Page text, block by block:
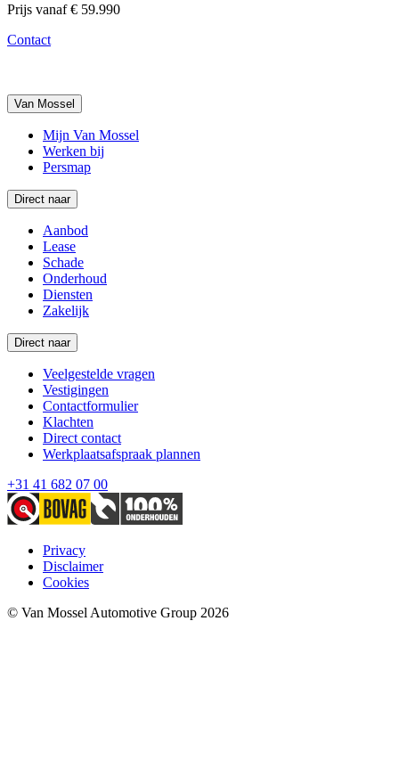
Prijs vanaf € 59.990
Contact
Van Mossel
Mijn Van Mossel
Werken bij
Persmap
Direct naar
Aanbod
Lease
Schade
Onderhoud
Diensten
Zakelijk
Direct naar
Veelgestelde vragen
Vestigingen
Contactformulier
Klachten
Direct contact
Werkplaatsafspraak plannen
+31 41 682 07 00
Privacy
Disclaimer
Cookies
© Van Mossel Automotive Group 2026